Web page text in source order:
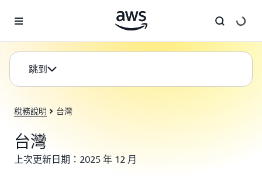
稅務說明 台灣
台灣
上次更新日期：2025 年 12 月
跳到